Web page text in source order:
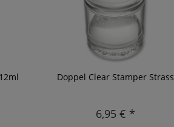
Doppel Clear Stamper Strass
6,95 € *